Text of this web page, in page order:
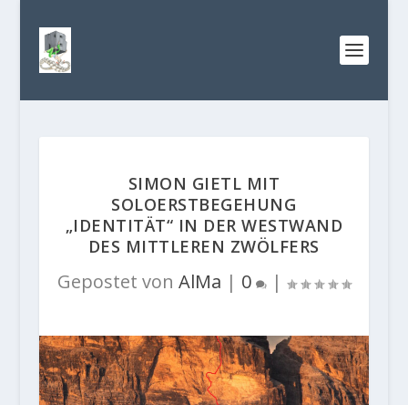
SIMON GIETL MIT
SOLOERSTBEGEHUNG
„IDENTITÄT“ IN DER WESTWAND
DES MITTLEREN ZWÖLFERS
Gepostet von AlMa | 0 |